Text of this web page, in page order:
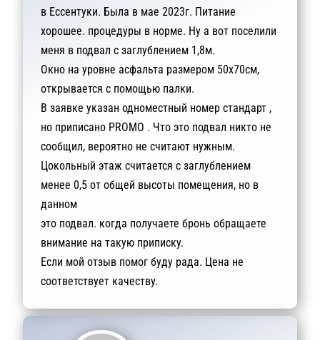
в Ессентуки. Была в мае 2023г. Питание
хорошее. процедуры в норме. Ну а вот поселили
меня в подвал с заглублением 1,8м.
Окно на уровне асфальта размером 50х70см,
открывается с помощью палки.
В заявке указан одноместный номер стандарт ,
но приписано PROMO . Что это подвал никто не
сообщил, вероятно не считают нужным.
Цокольный этаж считается с заглублением
менее 0,5 от общей высоты помещения, но в
данном
это подвал. когда получаете бронь обращаете
внимание на такую приписку.
Если мой отзыв помог буду рада. Цена не
соответствует качеству.